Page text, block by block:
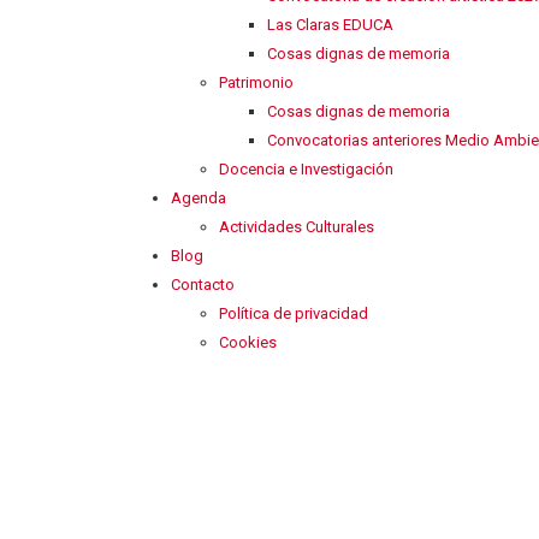
Las Claras EDUCA
Cosas dignas de memoria
Patrimonio
Cosas dignas de memoria
Convocatorias anteriores Medio
Docencia e Investigación
Agenda
Actividades Culturales
Blog
Contacto
Política de privacidad
Cookies